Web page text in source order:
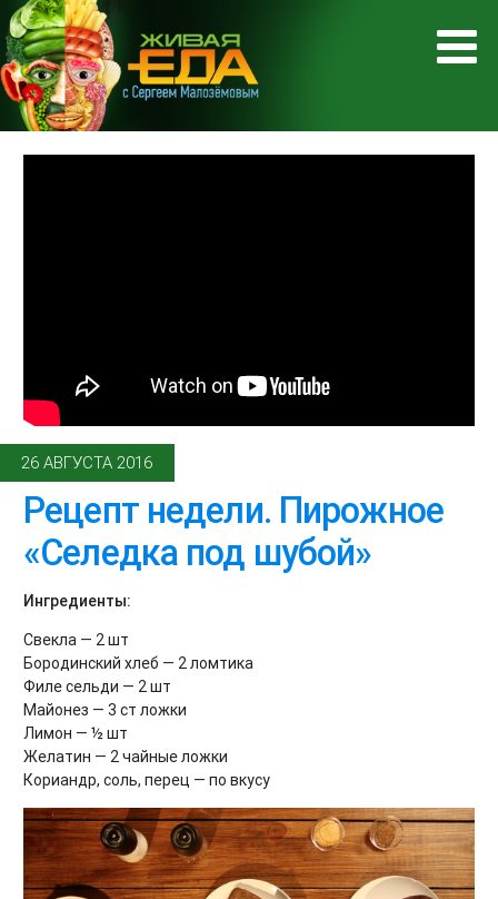
26 АВГУСТА 2016
Рецепт недели. Пирожное
«Селедка под шубой»
Ингредиенты:
Свекла — 2 шт
Бородинский хлеб — 2 ломтика
Филе сельди — 2 шт
Майонез — 3 ст ложки
Лимон — ½ шт
Желатин — 2 чайные ложки
Кориандр, соль, перец — по вкусу